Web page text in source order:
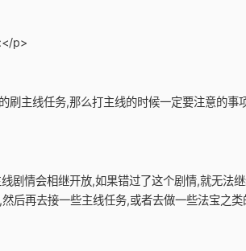
p>
刷主线任务,那么打主线的时候一定要注意的事
剧情会相继开放,如果错过了这个剧情,就无法
后再去接一些主线任务,或者去做一些法宝之